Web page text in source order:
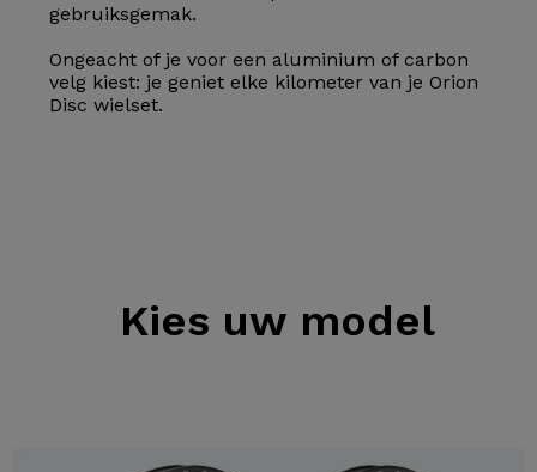
gebruiksgemak.
Ongeacht of je voor een aluminium of carbon
velg kiest: je geniet elke kilometer van je Orion
Disc wielset.
Kies uw model